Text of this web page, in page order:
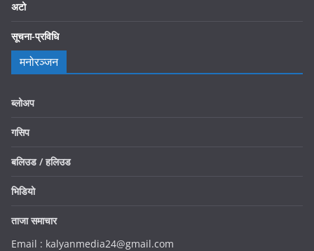
अटो
सूचना-प्रविधि
मनोरञ्जन
ब्लोअप
गसिप
बलिउड / हलिउड
भिडियो
ताजा समाचार
Email : kalyanmedia24@gmail.com